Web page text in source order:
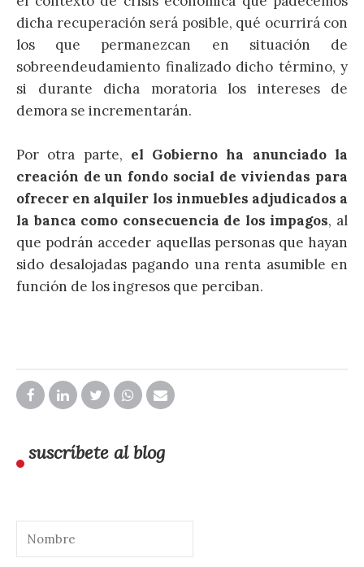
dicha recuperación será posible, qué ocurrirá con
los que permanezcan en situación de
sobreendeudamiento finalizado dicho término, y
si durante dicha moratoria los intereses de
demora se incrementarán.
Por otra parte, el Gobierno ha anunciado la
creación de un fondo social de viviendas para
ofrecer en alquiler los inmuebles adjudicados a
la banca como consecuencia de los impagos, al
que podrán acceder aquellas personas que hayan
sido desalojadas pagando una renta asumible en
función de los ingresos que perciban.
suscríbete al blog